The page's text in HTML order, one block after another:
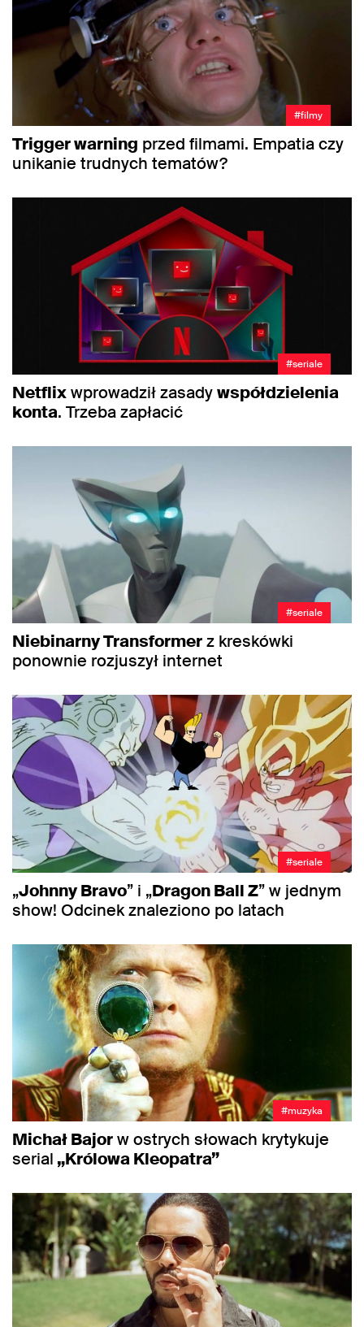
#filmy
Trigger warning przed filmami. Empatia czy
unikanie trudnych tematów?
#seriale
Netflixwprowadził zasadywspółdzielenia
konta. Trzeba zapłacić
#seriale
Niebinarny Transformerz kreskówki
ponownie rozjuszył internet
#seriale
„Johnny Bravo” i „Dragon Ball Z” w jednym
show! Odcinek znaleziono po latach
#muzyka
Michał Bajorw ostrych słowach krytykuje
serial „Królowa Kleopatra”